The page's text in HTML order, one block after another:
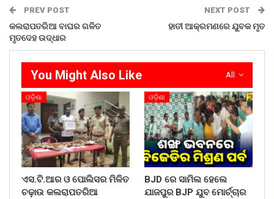
PREV POST
କଲରାପତରିଆ ବାଘର ଗଳିତ
ମୃତଦେହ ଉଦ୍ଧାର
NEXT POST
ହାତୀ ଆକ୍ରମଣରେ ଯୁବକ ମୃତ
All
You Might Also Like
ଓଡ଼ିଶା
ଏସ.ଟି.ଆର ଓ ପୋଲିସର ମିଳିତ
ଚଢ଼ାଉ କଲରାପତରିଆ
ଓଡ଼ିଶା
BJD ରେ ସାମିଲ ହେଲେ
ଯାଜପୁର BJP ଯୁବ ମୋର୍ଚ୍ଚାର